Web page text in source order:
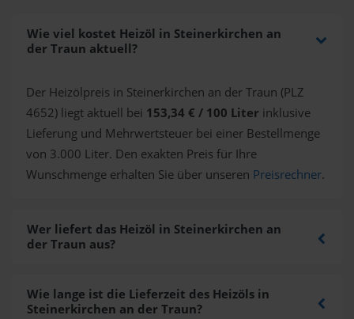
Wie viel kostet Heizöl in Steinerkirchen an
der Traun aktuell?
Der Heizölpreis in Steinerkirchen an der Traun (PLZ
4652) liegt aktuell bei 153,34 € / 100 Liter inklusive
Lieferung und Mehrwertsteuer bei einer Bestellmenge
von 3.000 Liter. Den exakten Preis für Ihre
Wunschmenge erhalten Sie über unseren Preisrechner.
Wer liefert das Heizöl in Steinerkirchen an
der Traun aus?
Wie lange ist die Lieferzeit des Heizöls in
Steinerkirchen an der Traun?